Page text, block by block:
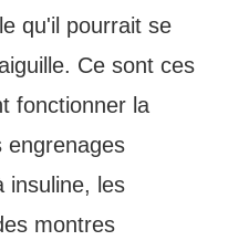
qu'il pourrait se
Ce sont ces
fonctionner la
engrenages
insuline, les
montres